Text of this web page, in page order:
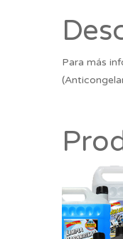
Para más